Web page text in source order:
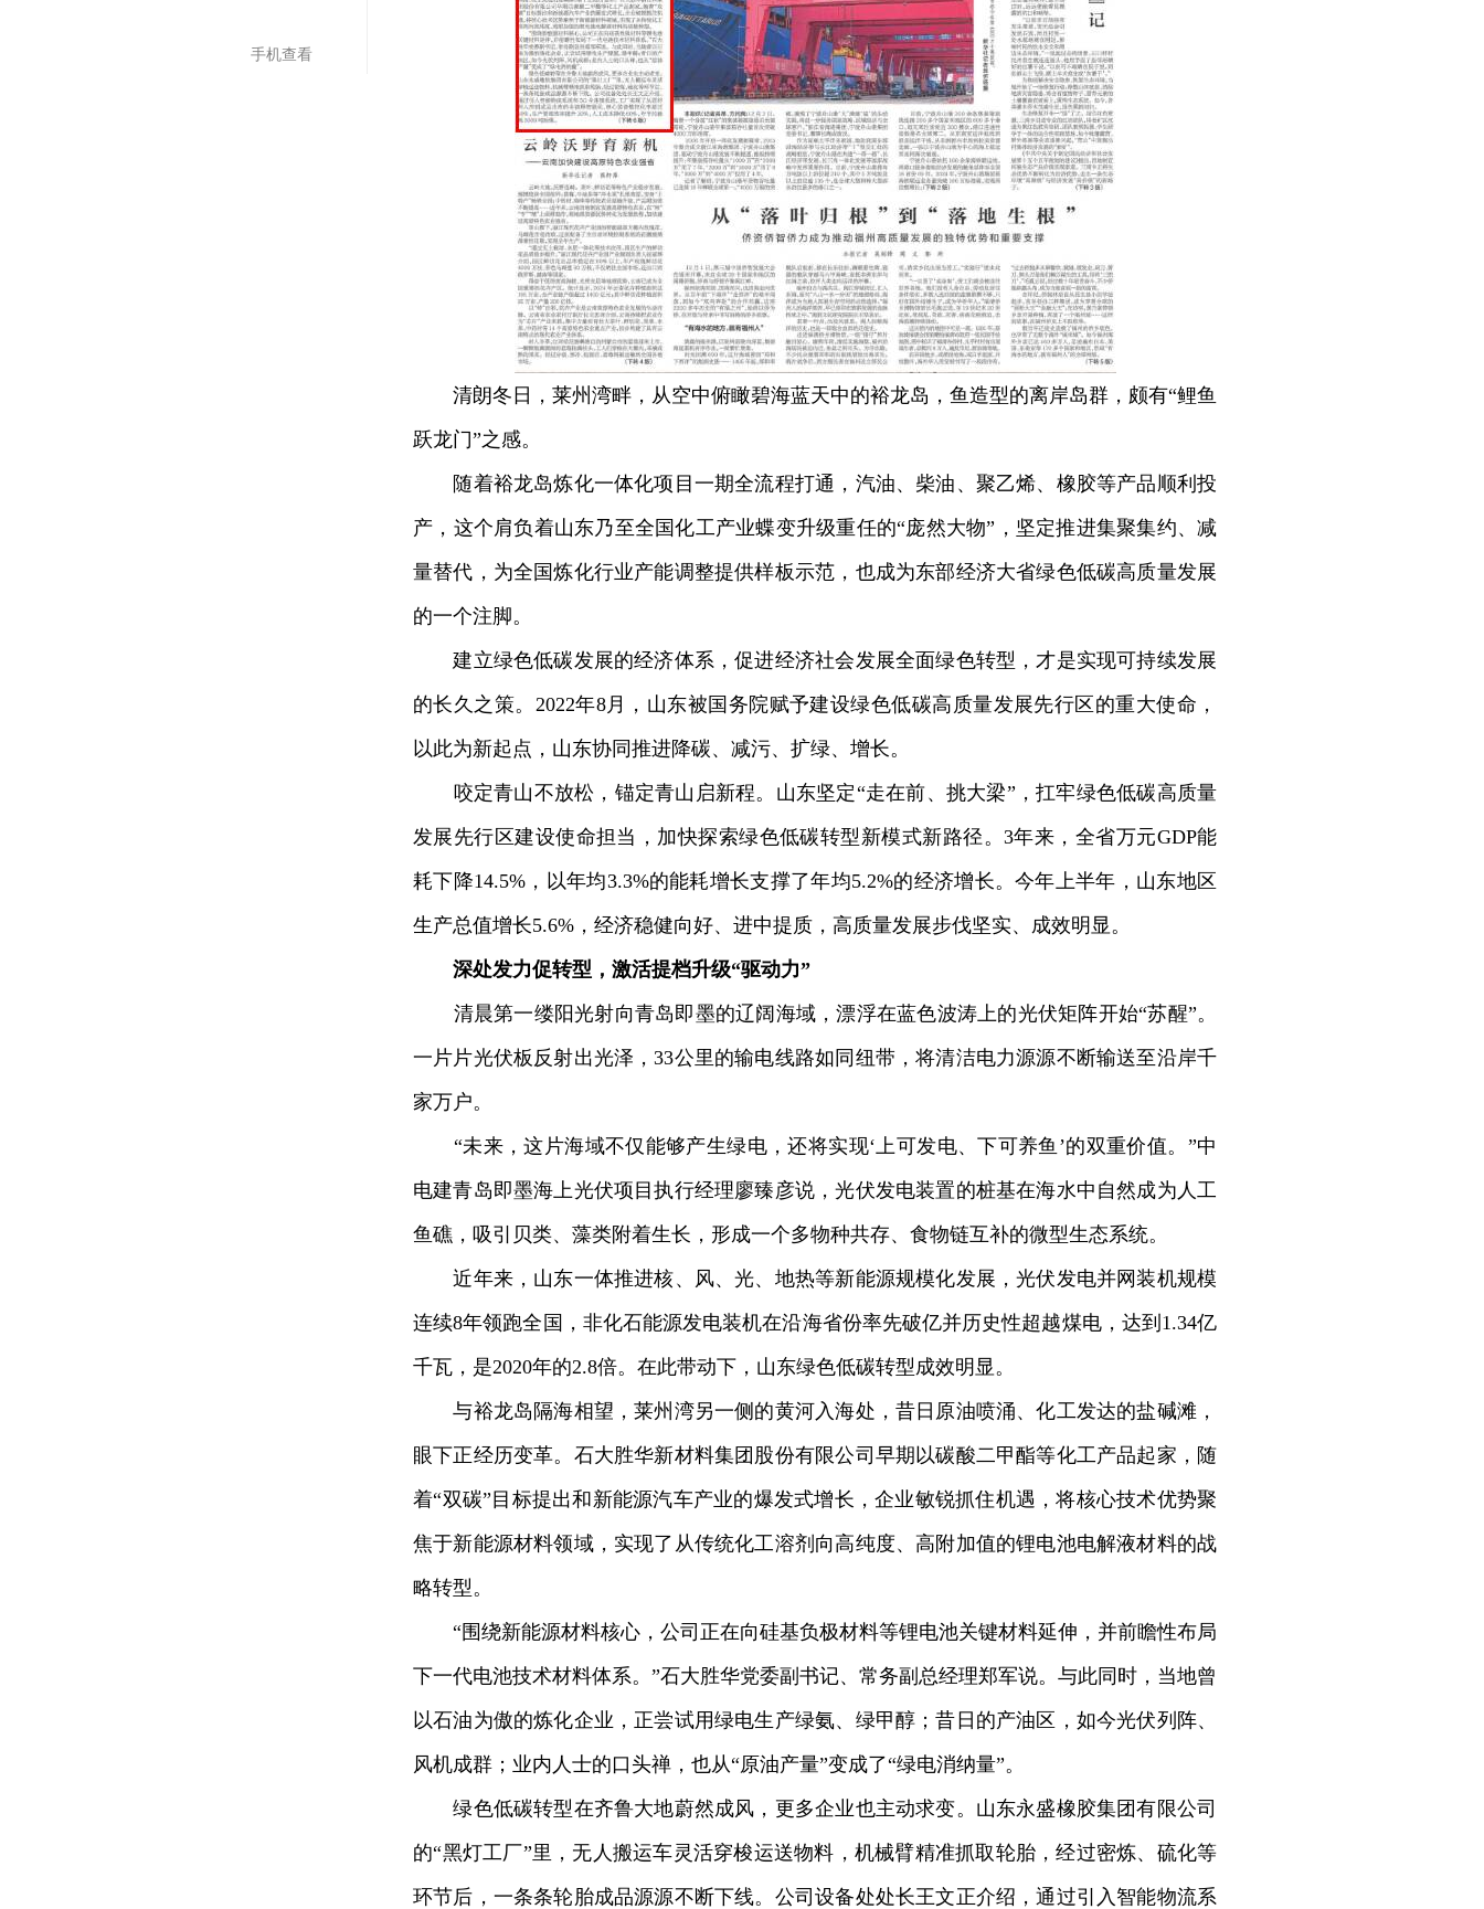
手机查看
清朗冬日，莱州湾畔，从空中俯瞰碧海蓝天中的裕龙岛，鱼造型的离岸岛群，颇有“鲤鱼
跃龙门”之感。
随着裕龙岛炼化一体化项目一期全流程打通，汽油、柴油、聚乙烯、橡胶等产品顺利投
产，这个肩负着山东乃至全国化工产业蝶变升级重任的“庞然大物”，坚定推进集聚集约、减
量替代，为全国炼化行业产能调整提供样板示范，也成为东部经济大省绿色低碳高质量发展
的一个注脚。
建立绿色低碳发展的经济体系，促进经济社会发展全面绿色转型，才是实现可持续发展
的长久之策。2022年8月，山东被国务院赋予建设绿色低碳高质量发展先行区的重大使命，
以此为新起点，山东协同推进降碳、减污、扩绿、增长。
咬定青山不放松，锚定青山启新程。山东坚定“走在前、挑大梁”，扛牢绿色低碳高质量
发展先行区建设使命担当，加快探索绿色低碳转型新模式新路径。3年来，全省万元GDP能
耗下降14.5%，以年均3.3%的能耗增长支撑了年均5.2%的经济增长。今年上半年，山东地区
生产总值增长5.6%，经济稳健向好、进中提质，高质量发展步伐坚实、成效明显。
深处发力促转型，激活提档升级“驱动力”
清晨第一缕阳光射向青岛即墨的辽阔海域，漂浮在蓝色波涛上的光伏矩阵开始“苏醒”。
一片片光伏板反射出光泽，33公里的输电线路如同纽带，将清洁电力源源不断输送至沿岸千
家万户。
“未来，这片海域不仅能够产生绿电，还将实现‘上可发电、下可养鱼’的双重价值。”中
电建青岛即墨海上光伏项目执行经理廖臻彦说，光伏发电装置的桩基在海水中自然成为人工
鱼礁，吸引贝类、藻类附着生长，形成一个多物种共存、食物链互补的微型生态系统。
近年来，山东一体推进核、风、光、地热等新能源规模化发展，光伏发电并网装机规模
连续8年领跑全国，非化石能源发电装机在沿海省份率先破亿并历史性超越煤电，达到1.34亿
千瓦，是2020年的2.8倍。在此带动下，山东绿色低碳转型成效明显。
与裕龙岛隔海相望，莱州湾另一侧的黄河入海处，昔日原油喷涌、化工发达的盐碱滩，
眼下正经历变革。石大胜华新材料集团股份有限公司早期以碳酸二甲酯等化工产品起家，随
着“双碳”目标提出和新能源汽车产业的爆发式增长，企业敏锐抓住机遇，将核心技术优势聚
焦于新能源材料领域，实现了从传统化工溶剂向高纯度、高附加值的锂电池电解液材料的战
略转型。
“围绕新能源材料核心，公司正在向硅基负极材料等锂电池关键材料延伸，并前瞻性布局
下一代电池技术材料体系。”石大胜华党委副书记、常务副总经理郑军说。与此同时，当地曾
以石油为傲的炼化企业，正尝试用绿电生产绿氨、绿甲醇；昔日的产油区，如今光伏列阵、
风机成群；业内人士的口头禅，也从“原油产量”变成了“绿电消纳量”。
绿色低碳转型在齐鲁大地蔚然成风，更多企业也主动求变。山东永盛橡胶集团有限公司
的“黑灯工厂”里，无人搬运车灵活穿梭运送物料，机械臂精准抓取轮胎，经过密炼、硫化等
环节后，一条条轮胎成品源源不断下线。公司设备处处长王文正介绍，通过引入智能物流系